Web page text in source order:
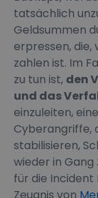
tatsächlich
Geldsummen
erpressen, die,
zahlen ist. Im
zu tun ist, den
und das
einzuleiten,
Cyberangriffe,
stabilisieren,
wieder in Gang
für die Incident